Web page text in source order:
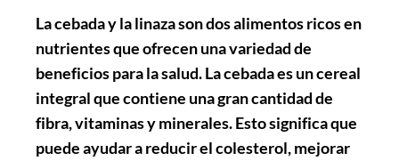
La cebada y la linaza son dos alimentos ricos en
nutrientes que ofrecen una variedad de
beneficios para la salud. La cebada es un cereal
integral que contiene una gran cantidad de
fibra, vitaminas y minerales. Esto significa que
puede ayudar a reducir el colesterol, mejorar